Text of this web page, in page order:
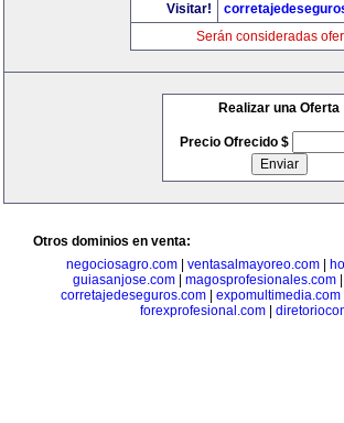
Visitar!
Serán consideradas
Realizar una Oferta
Precio Ofrecido $
Otros dominios en venta:
negociosagro.com
ventasalmayoreo.com
guiasanjose.com| magosprofesionales.com
corretajedeseguros.com
expomultimedia.com
forexprofesional.com|